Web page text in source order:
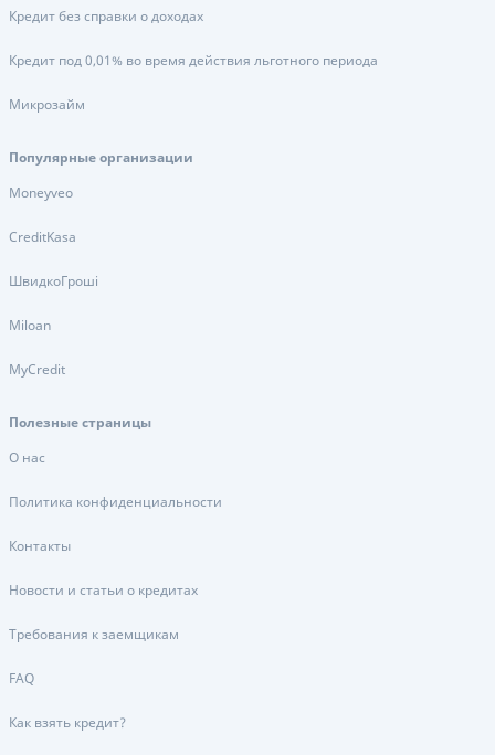
Кредит без справки о доходах
Кредит под 0,01% во время действия льготного периода
Микрозайм
Популярные организации
Moneyveo
CreditKasa
ШвидкоГроші
Miloan
MyCredit
Полезные страницы
О нас
Политика конфиденциальности
Контакты
Новости и статьи о кредитах
Требования к заемщикам
FAQ
Как взять кредит?